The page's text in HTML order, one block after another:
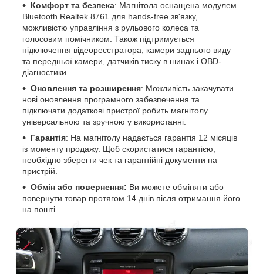
Комфорт та безпека: Магнітола оснащена модулем
Bluetooth Realtek 8761 для hands-free зв'язку,
можливістю управління з рульового колеса та
голосовим помічником. Також підтримується
підключення відеореєстратора, камери заднього виду
та передньої камери, датчиків тиску в шинах і OBD-
діагностики.
Оновлення та розширення: Можливість закачувати
нові оновлення програмного забезпечення та
підключати додаткові пристрої робить магнітолу
універсальною та зручною у використанні.
Гарантія: На магнітолу надається гарантія 12 місяців
із моменту продажу. Щоб скористатися гарантією,
необхідно зберегти чек та гарантійні документи на
пристрій.
Обмін або повернення: Ви можете обміняти або
повернути товар протягом 14 днів після отримання його
на пошті.